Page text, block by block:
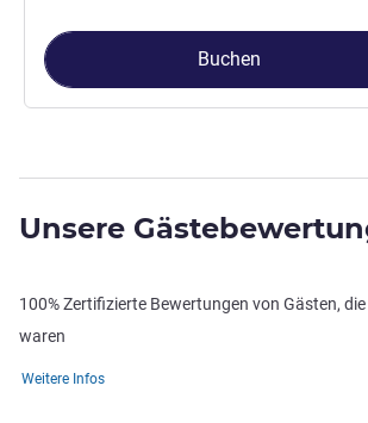
Buchen
Unsere
100% Zertifizierte Bewertungen von Gästen,
waren
Weitere Infos